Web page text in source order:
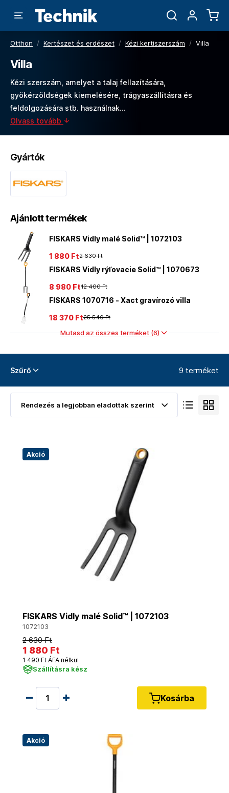
Otthon / Kertészet és erdészet / Kézi kertiszerszám / Villa
Villa
Kézi szerszám, amelyet a talaj fellazítására,
gyökérzöldségek kiemelésére, trágyaszállításra és
feldolgozására stb. használnak...
Olvass tovább
Gyártók
Ajánlott termékek
FISKARS Vidly malé Solid™ | 1072103
2 630 Ft
1 880 Ft
FISKARS Vidly rýľovacie Solid™ | 1070673
12 400 Ft
8 980 Ft
FISKARS 1070716 - Xact gravírozó villa
25 540 Ft
18 370 Ft
Mutasd az összes terméket (6)
Szűrő 9 terméket
Akció
FISKARS Vidly malé Solid™ | 1072103
1072103
2 630 Ft
1 880 Ft
1 490 Ft ÁFA nélkül
Szállításra kész
Kosárba
Akció